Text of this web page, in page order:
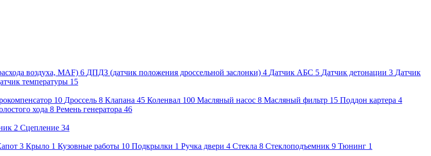
воздуха, MAF) 6 ДПДЗ (датчик положения дроссельной заслонки) 4 Датчик АБС 5 Датчик детонации 3 Датчик
температуры 15
10 Дроссель 8 Клапана 45 Коленвал 100 Масляный насос 8 Масляный фильтр 15 Поддон картера 4
хода 8 Ремень генератора 46
2 Сцепление 34
3 Крыло 1 Кузовные работы 10 Подкрылки 1 Ручка двери 4 Стекла 8 Стеклоподъемник 9 Тюнинг 1